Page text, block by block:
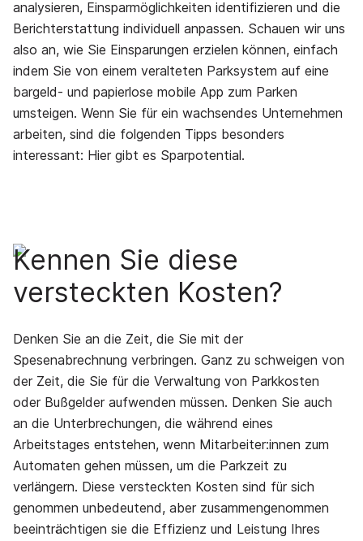
analysieren, Einsparmöglichkeiten identifizieren und die
Berichterstattung individuell anpassen. Schauen wir uns
also an, wie Sie Einsparungen erzielen können, einfach
indem Sie von einem veralteten Parksystem auf eine
bargeld- und papierlose mobile App zum Parken
umsteigen. Wenn Sie für ein wachsendes Unternehmen
arbeiten, sind die folgenden Tipps besonders
interessant: Hier gibt es Sparpotential.
Kennen Sie diese
versteckten Kosten?
Denken Sie an die Zeit, die Sie mit der
Spesenabrechnung verbringen. Ganz zu schweigen von
der Zeit, die Sie für die Verwaltung von Parkkosten
oder Bußgelder aufwenden müssen. Denken Sie auch
an die Unterbrechungen, die während eines
Arbeitstages entstehen, wenn Mitarbeiter:innen zum
Automaten gehen müssen, um die Parkzeit zu
verlängern. Diese versteckten Kosten sind für sich
genommen unbedeutend, aber zusammengenommen
beeinträchtigen sie die Effizienz und Leistung Ihres